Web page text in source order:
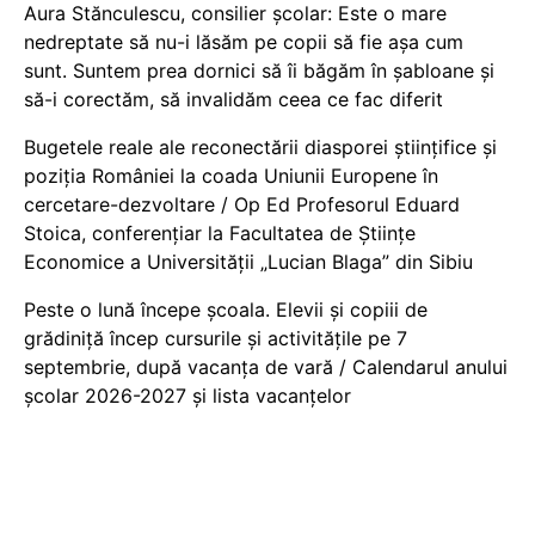
Aura Stănculescu, consilier școlar: Este o mare
nedreptate să nu-i lăsăm pe copii să fie așa cum
sunt. Suntem prea dornici să îi băgăm în șabloane și
să-i corectăm, să invalidăm ceea ce fac diferit
Bugetele reale ale reconectării diasporei științifice și
poziția României la coada Uniunii Europene în
cercetare-dezvoltare / Op Ed Profesorul Eduard
Stoica, conferențiar la Facultatea de Științe
Economice a Universității „Lucian Blaga” din Sibiu
Peste o lună începe școala. Elevii și copiii de
grădiniță încep cursurile și activitățile pe 7
septembrie, după vacanța de vară / Calendarul anului
școlar 2026-2027 și lista vacanțelor